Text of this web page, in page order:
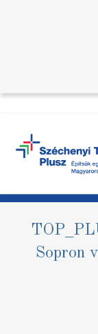
Sopron